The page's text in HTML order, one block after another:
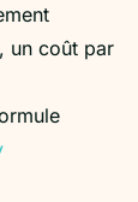
un coût par